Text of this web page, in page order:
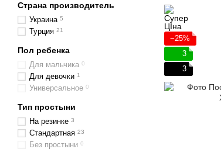
−25%
3
3
Страна производитель
Украина 5
Турция 21
Пол ребенка
Для мальчика 0
Для девочки 1
Универсальное 0
Тип простыни
На резинке 3
Стандартная 23
Без простыни 0